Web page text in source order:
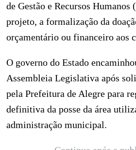
de Gestão e Recursos Humanos
projeto, a formalização da
orçamentário ou financeiro aos
O governo do Estado
Assembleia Legislativa após
pela Prefeitura de Alegre para
definitiva da posse da área
administração municipal.